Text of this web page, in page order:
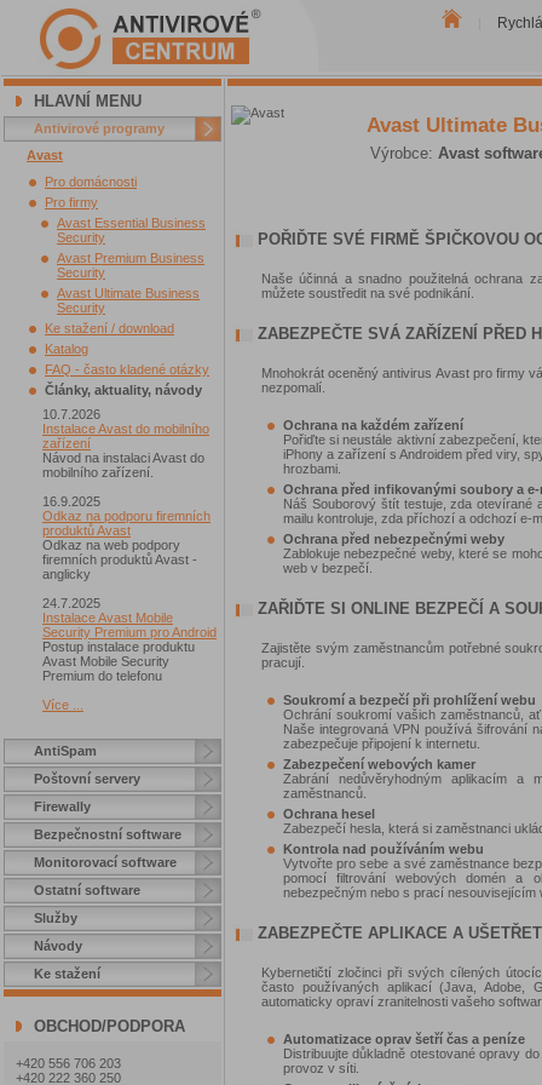
HLAVNÍ MENU
Antivirové programy
Avast
Pro domácnosti
Pro firmy
Avast Essential Business
Security
Avast Premium Business
Security
Avast Ultimate Business
Security
Ke stažení / download
Katalog
FAQ - často kladené otázky
Články, aktuality, návody
10.7.2026
Instalace Avast do mobilního
zařízení
Návod na instalaci Avast do
mobilního zařízení.
16.9.2025
Odkaz na podporu firemních
produktů Avast
Odkaz na web podpory
firemních produktů Avast -
anglicky
24.7.2025
Instalace Avast Mobile
Security Premium pro Android
Postup instalace produktu
Avast Mobile Security
Premium do telefonu
Více ...
AntiSpam
Poštovní servery
Firewally
Bezpečnostní software
Monitorovací software
Ostatní software
Služby
Návody
Ke stažení
OBCHOD/PODPORA
+420 556 706 203
+420 222 360 250
Avast Ultimate
Výrobce: Avast
POŘIĎTE SVÉ FIRMĚ ŠPIČKOVOU
Naše účinná a snadno použitelná ochrana
můžete soustředit na své podnikání.
ZABEZPEČTE SVÁ ZAŘÍZENÍ PŘED
Mnohokrát oceněný antivirus Avast pro firmy
nezpomalí.
Ochrana na každém zařízení
Pořiďte si neustále aktivní zabezpečení,
iPhony a zařízení s Androidem před viry,
hrozbami.
Ochrana před infikovanými soubory a
Náš Souborový štít testuje, zda otevírané
mailu kontroluje, zda příchozí a odchozí e-
Ochrana před nebezpečnými weby
Zablokuje nebezpečné weby, které se
web v bezpečí.
ZAŘIĎTE SI ONLINE BEZPEČÍ A
Zajistěte svým zaměstnancům potřebné
pracují.
Soukromí a bezpečí při prohlížení webu
Ochrání soukromí vašich zaměstnanců,
Naše integrovaná VPN používá šifrování
zabezpečuje připojení k internetu.
Zabezpečení webových kamer
Zabrání nedůvěryhodným aplikacím a
zaměstnanců.
Ochrana hesel
Zabezpečí hesla, která si zaměstnanci
Kontrola nad používáním webu
Vytvořte pro sebe a své zaměstnance
pomocí filtrování webových domén a
nebezpečným nebo s prací nesouvisejícím
ZABEZPEČTE APLIKACE A
Kybernetičtí zločinci při svých cílených
často používaných aplikací (Java, Adobe,
automaticky opraví zranitelnosti vašeho
Automatizace oprav šetří čas a peníze
Distribuujte důkladně otestované opravy
provoz v síti.